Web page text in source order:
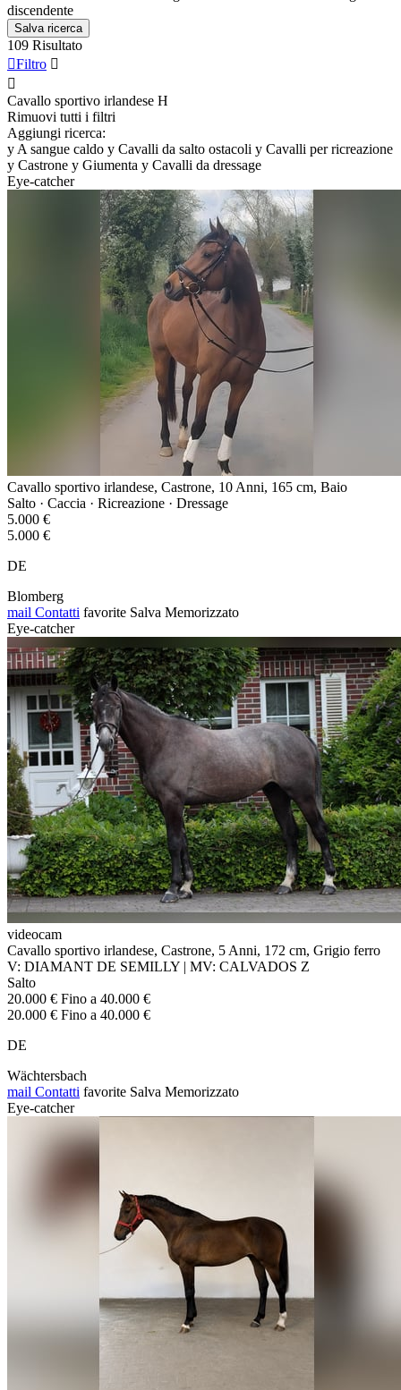
discendente
Salva ricerca
109 Risultato
Filtro 

Cavallo sportivo irlandese H
Rimuovi tutti i filtri
Aggiungi ricerca:
y A sangue caldo y Cavalli da salto ostacoli y Cavalli per ricreazione
y Castrone y Giumenta y Cavalli da dressage
Eye-catcher
Cavallo sportivo irlandese, Castrone, 10 Anni, 165 cm, Baio
Salto · Caccia · Ricreazione · Dressage
5.000 €
5.000 €
DE
Blomberg
mail Contatti favorite Salva Memorizzato
Eye-catcher
videocam
Cavallo sportivo irlandese, Castrone, 5 Anni, 172 cm, Grigio ferro
V: DIAMANT DE SEMILLY | MV: CALVADOS Z
Salto
20.000 € Fino a 40.000 €
20.000 € Fino a 40.000 €
DE
Wächtersbach
mail Contatti favorite Salva Memorizzato
Eye-catcher